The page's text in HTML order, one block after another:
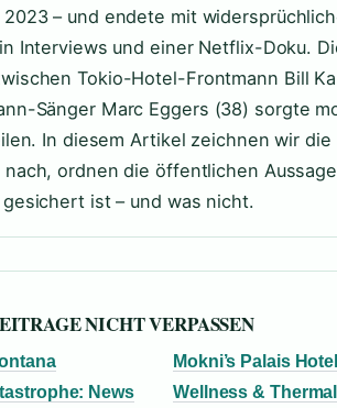
– und endete mit
Interviews und einer Netflix-Doku.
Tokio-Hotel-Frontmann Bill
Sänger Marc Eggers (38) sorgte
In diesem Artikel zeichnen wir die
nach, ordnen die öffentlichen
ist – und was nicht.
NICHT VERPASSEN
News
Mokni’s Palais
Wellness &